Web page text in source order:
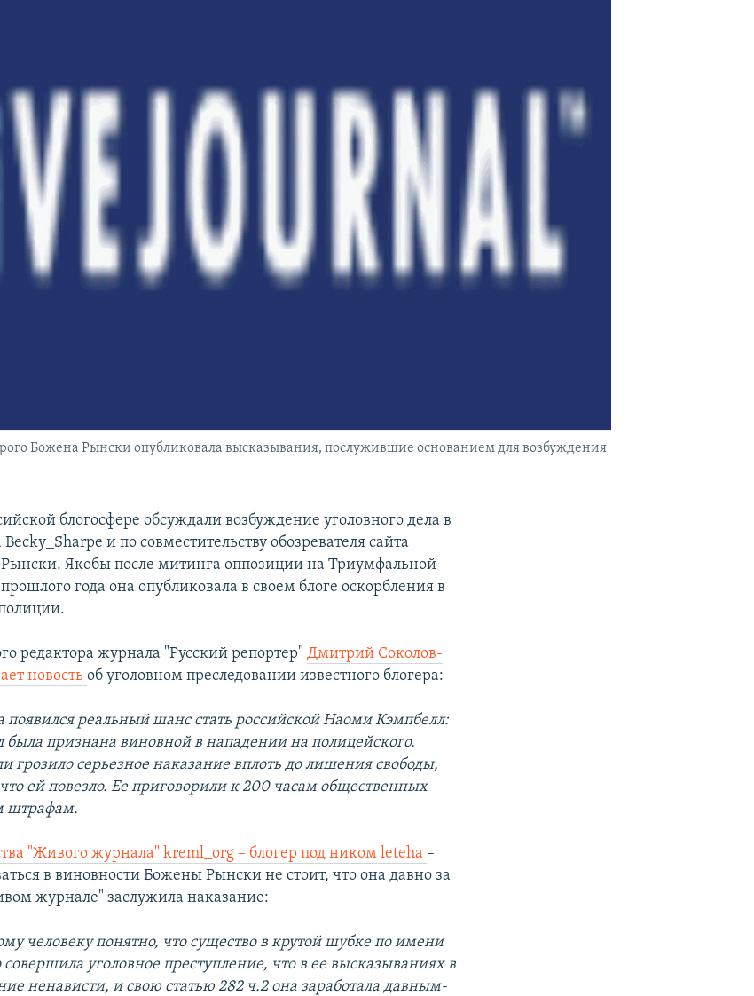
Божена Рынски опубликовала высказывания, послужившие основанием для возбуждения
блогосфере обсуждали возбуждение уголовного дела в
и по совместительству обозревателя сайта
Якобы после митинга оппозиции на Триумфальной
года она опубликовала в своем блоге оскорбления в
редактора журнала "Русский репортер"Дмитрий Соколов-
новостьоб уголовном преследовании известного блогера:
появился реальный шанс стать российской Наоми Кэмпбелл:
была признана виновной в нападении на полицейского.
грозило серьезное наказание вплоть до лишения свободы,
ей повезло. Ее приговорили к 200 часам общественных
штрафам.
"Живого журнала" kreml_org – блогер под ником leteha –
в виновности Божены Рынски не стоит, что она давно за
журнале" заслужила наказание:
человеку понятно, что существо в крутой шубке по имени
уголовное преступление, что в ее высказываниях в
ненависти, и свою статью 282 ч.2 она заработала давным-